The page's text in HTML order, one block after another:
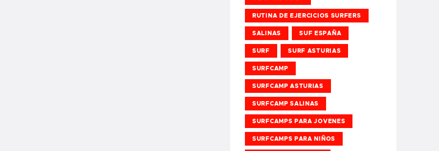
RUTINA DE EJERCICIOS SURFERS
SALINAS SUF ESPAÑA
SURF SURF ASTURIAS
SURFCAMP
SURFCAMP ASTURIAS
SURFCAMP SALINAS
SURFCAMPS PARA JOVENES
SURFCAMPS PARA NIÑOS